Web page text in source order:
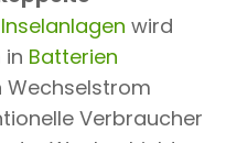
Inselanlagen wird
Batterien
Verbraucher